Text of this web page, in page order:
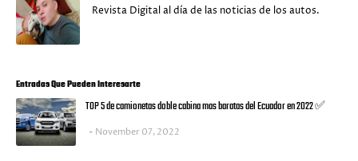
Revista Digital al día de las noticias de los autos.
Entradas Que Pueden Interesarte
TOP 5 de camionetas doble cabina mas baratas del Ecuador en 2022 ✅
November 07, 2022